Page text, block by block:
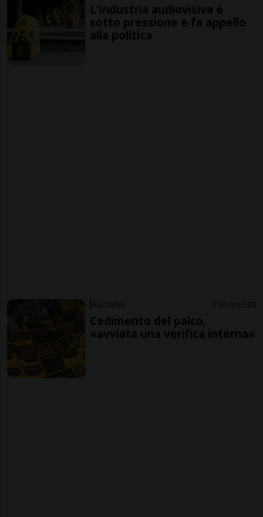
L'industria audiovisiva è
sotto pressione e fa appello
alla politica
ASCONA 10 ore 28
Cedimento del palco,
«avviata una verifica interna»